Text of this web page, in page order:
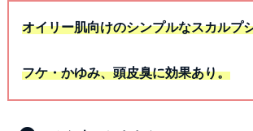
オイリー肌向けのシンプルなスカルプ
フケ・かゆみ、頭皮臭に効果あり。